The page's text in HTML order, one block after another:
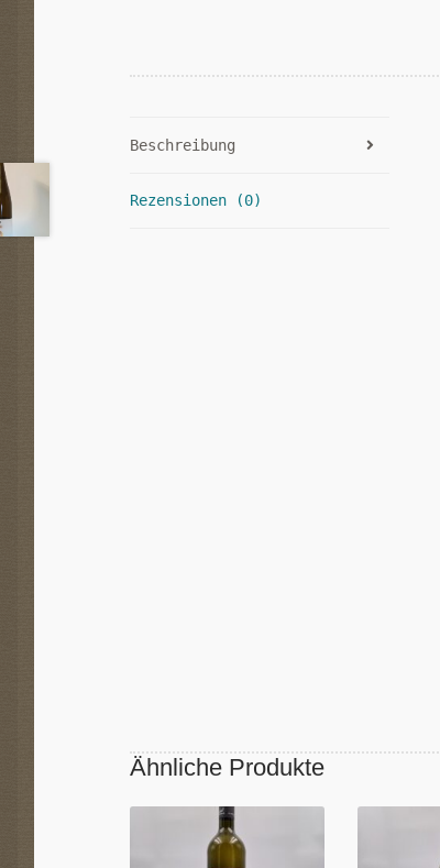
Beschreibung
Rezensionen (0)
Ähnliche Produkte